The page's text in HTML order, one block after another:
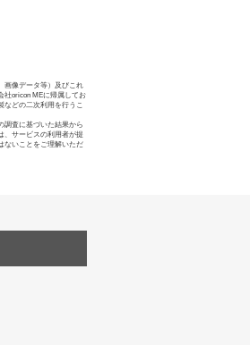
画像データ等）及びこれ
社oricon MEに帰属してお
などの二次利用を行うこ
調査に基づいた結果から
、サービスの利用者が提
ないことをご理解いただ